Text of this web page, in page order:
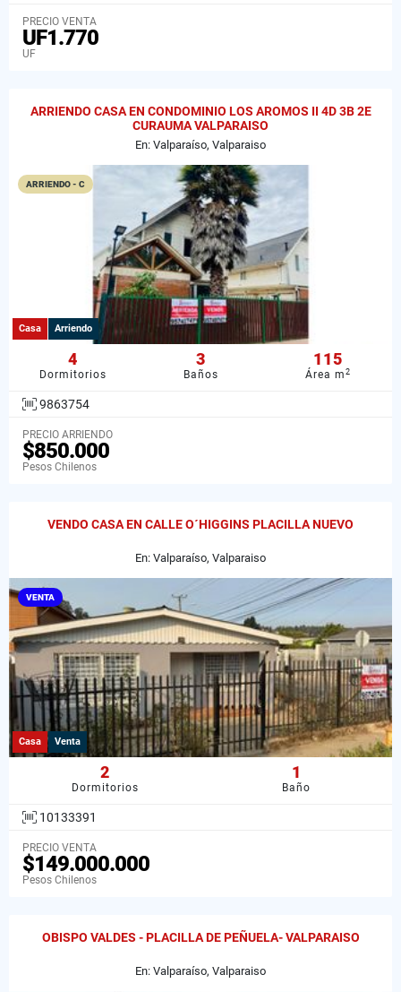
PRECIO VENTA
UF1.770
UF
ARRIENDO CASA EN CONDOMINIO LOS AROMOS II 4D 3B 2E
CURAUMA VALPARAISO
En: Valparaíso, Valparaiso
ARRIENDO - C
Casa Arriendo
4
Dormitorios
3
Baños
115
Área m2
9863754
PRECIO ARRIENDO
$850.000
Pesos Chilenos
VENDO CASA EN CALLE O´HIGGINS PLACILLA NUEVO
En: Valparaíso, Valparaiso
VENTA
Casa Venta
2
Dormitorios
1
Baño
10133391
PRECIO VENTA
$149.000.000
Pesos Chilenos
OBISPO VALDES - PLACILLA DE PEÑUELA- VALPARAISO
En: Valparaíso, Valparaiso